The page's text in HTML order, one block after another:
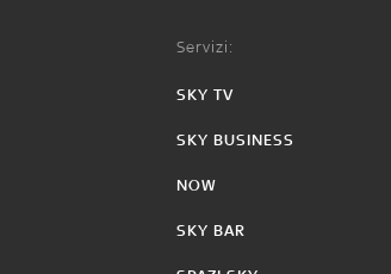
Servizi:
SKY TV
SKY BUSINESS
NOW
SKY BAR